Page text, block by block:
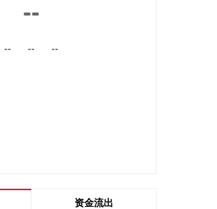
亏为盈 交投生态：上半年净利润
亏为盈 美联新材：预计上半年净
降40.78% 苏奥传感：上半年净
--
-- -- --
资金流出